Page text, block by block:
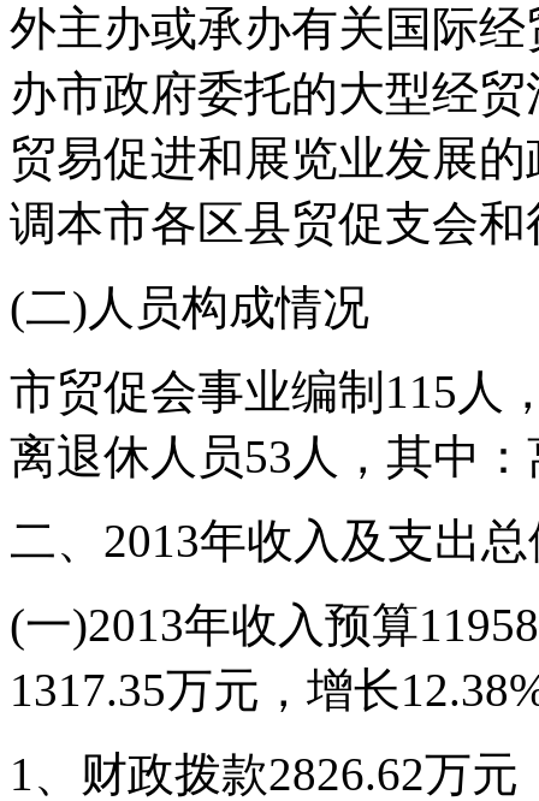
外主办或承办有关国际
办市政府委托的大型经
贸易促进和展览业发展
调本市各区县贸促支会
(二)人员构成情况
市贸促会事业编制115人
离退休人员53人，其中
二、2013年收入及支出
(一)2013年收入预算
1317.35万元，增长
1、财政拨款2826.62万